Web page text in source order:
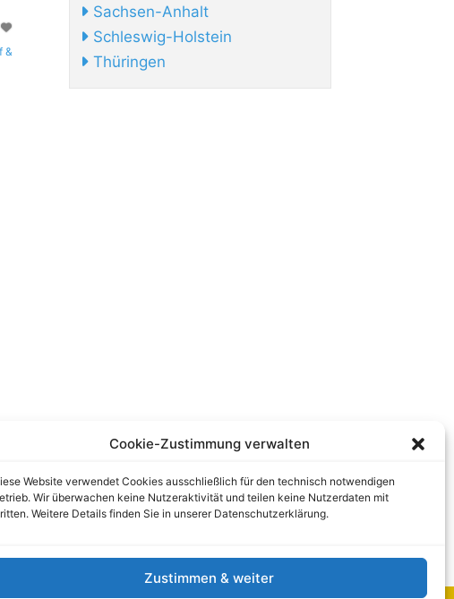
Cookie-Zustimmung verwalten
Website verwendet Cookies ausschließlich für den technisch notwendigen
Wir überwachen keine Nutzeraktivität und teilen keine Nutzerdaten mit
Weitere Details finden Sie in unserer Datenschutzerklärung.
Zustimmen & weiter
&
Sachsen-Anhalt
Schleswig-Holstein
Thüringen